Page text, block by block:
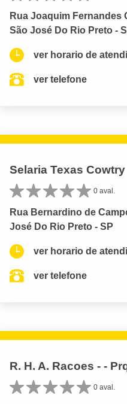
Rua Joaquim Fernandes
São José Do Rio Preto -
ver horario de
ver telefone
Selaria Texas Cowtry
0 aval.
Rua Bernardino de
José Do Rio Preto - SP
ver horario de
ver telefone
R. H. A. Racoes - -
0 aval.